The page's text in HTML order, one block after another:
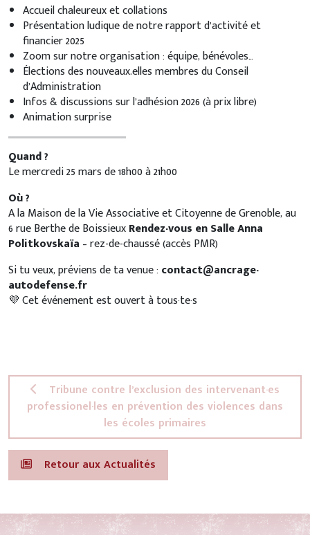
Accueil chaleureux et collations
Présentation ludique de notre rapport d’activité et
financier 2025
Zoom sur notre organisation : équipe, bénévoles…
Élections des nouveaux.elles membres du Conseil
d’Administration
Infos & discussions sur l’adhésion 2026 (à prix libre)
Animation surprise
Quand ?
Le mercredi 25 mars de 18h00 à 21h00
Où ?
A la Maison de la Vie Associative et Citoyenne de Grenoble, au
6 rue Berthe de BoissieuxRendez-vous en Salle Anna
Politkovskaïa – rez-de-chaussé (accès PMR)
Si tu veux, préviens de ta venue : contact@ancrage-
autodefense.fr
💜 Cet événement est ouvert à tous·te·s
Tribune contre l’exclusion des intervenant·es
professionel·les en prévention des violences dans
les écoles primaires
Retour aux Actualités